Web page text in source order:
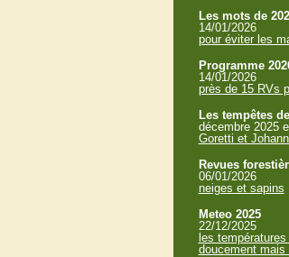
Les mots de
14/01/2026
pour éviter les
Programme
14/01/2026
près de 15 RVs
Les tempêtes
décembre 2025
Goretti et
Revues
06/01/2026
neiges et sapins
Meteo 2025
22/12/2025
les
doucement mais